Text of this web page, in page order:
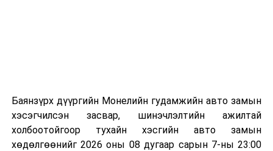
болон дулааны эрчим хүч үйлдвэрлэхэд ашиглаж
болдог. Зарим технологийн хувьд шаталтын дараа
үлдэх үнснээс фосфор зэрэг ашигт эрдсийг сэргээн
авах боломжтой аж.
Баянзүрх дүүргийн Монелийн гудамжийн авто замын
хэсэгчилсэн засвар, шинэчлэлтийн ажилтай
холбоотойгоор тухайн хэсгийн авто замын
хөдөлгөөнийг 2026 оны 08 дугаар сарын 7-ны 23:00